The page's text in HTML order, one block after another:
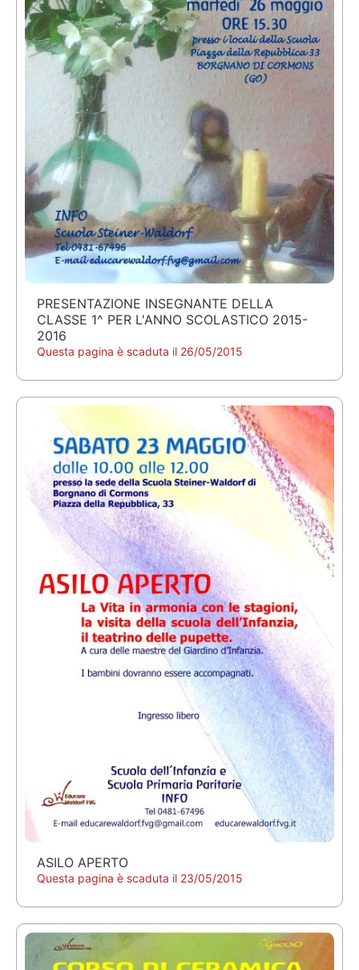
PRESENTAZIONE INSEGNANTE DELLA
CLASSE 1^ PER L'ANNO SCOLASTICO 2015-
2016
Questa pagina è scaduta il 26/05/2015
ASILO APERTO
Questa pagina è scaduta il 23/05/2015